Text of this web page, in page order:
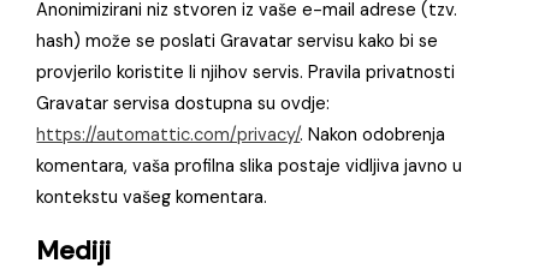
Anonimizirani niz stvoren iz vaše e-mail adrese (tzv.
hash) može se poslati Gravatar servisu kako bi se
provjerilo koristite li njihov servis. Pravila privatnosti
Gravatar servisa dostupna su ovdje:
https://automattic.com/privacy/. Nakon odobrenja
komentara, vaša profilna slika postaje vidljiva javno u
kontekstu vašeg komentara.
Mediji